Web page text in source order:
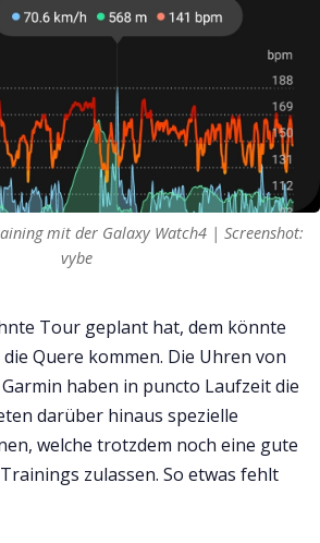
mit der Galaxy Watch4 | Screenshot:
vybe
Tour geplant hat, dem könnte
Quere kommen. Die Uhren von
haben in puncto Laufzeit die
darüber hinaus spezielle
welche trotzdem noch eine gute
zulassen. So etwas fehlt